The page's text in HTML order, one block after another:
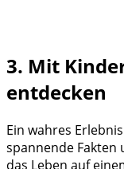
3. Mit
entdecken
Ein wahres
spannende
das Leben auf